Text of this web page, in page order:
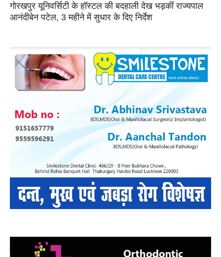
गोरखपुर यूनिवर्सिटी के हॉस्टल की बदहाली देख भड़कीं राज्यपाल
आनंदीबेन पटेल, 3 महीने में सुधार के दिए निर्देश